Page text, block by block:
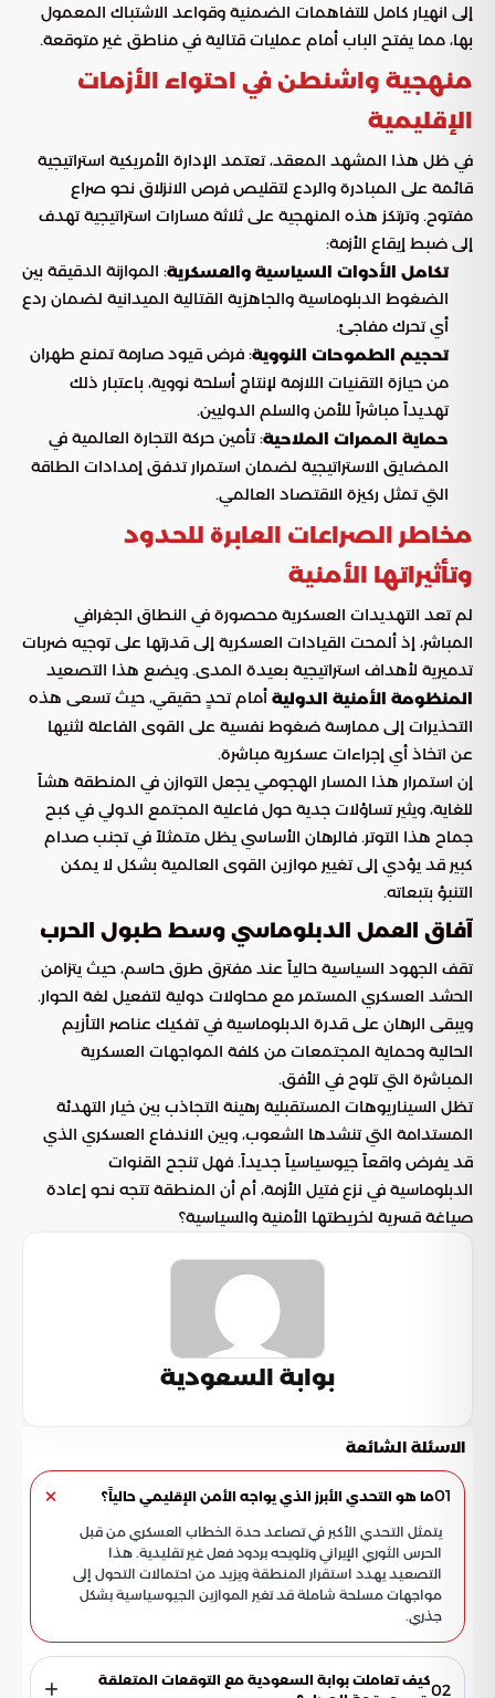
إلى انهيار كامل للتفاهمات الضمنية وقواعد الاشتباك المعمول
بها، مما يفتح الباب أمام عمليات قتالية في مناطق غير متوقعة.
منهجية واشنطن في احتواء الأزمات
الإقليمية
في ظل هذا المشهد المعقد، تعتمد الإدارة الأمريكية استراتيجية
قائمة على المبادرة والردع لتقليص فرص الانزلاق نحو صراع
مفتوح. وترتكز هذه المنهجية على ثلاثة مسارات استراتيجية تهدف
إلى ضبط إيقاع الأزمة:
تكامل الأدوات السياسية والعسكرية: الموازنة الدقيقة بين
الضغوط الدبلوماسية والجاهزية القتالية الميدانية لضمان ردع
أي تحرك مفاجئ.
تحجيم الطموحات النووية: فرض قيود صارمة تمنع طهران
من حيازة التقنيات اللازمة لإنتاج أسلحة نووية، باعتبار ذلك
تهديداً مباشراً للأمن والسلم الدوليين.
حماية الممرات الملاحية: تأمين حركة التجارة العالمية في
المضايق الاستراتيجية لضمان استمرار تدفق إمدادات الطاقة
التي تمثل ركيزة الاقتصاد العالمي.
مخاطر الصراعات العابرة للحدود
وتأثيراتها الأمنية
لم تعد التهديدات العسكرية محصورة في النطاق الجغرافي
المباشر، إذ ألمحت القيادات العسكرية إلى قدرتها على توجيه ضربات
تدميرية لأهداف استراتيجية بعيدة المدى. ويضع هذا التصعيد
المنظومة الأمنية الدولية أمام تحدٍ حقيقي، حيث تسعى هذه
التحذيرات إلى ممارسة ضغوط نفسية على القوى الفاعلة لثنيها
عن اتخاذ أي إجراءات عسكرية مباشرة.
إن استمرار هذا المسار الهجومي يجعل التوازن في المنطقة هشاً
للغاية، ويثير تساؤلات جدية حول فاعلية المجتمع الدولي في كبح
جماح هذا التوتر. فالرهان الأساسي يظل متمثلاً في تجنب صدام
كبير قد يؤدي إلى تغيير موازين القوى العالمية بشكل لا يمكن
التنبؤ بتبعاته.
آفاق العمل الدبلوماسي وسط طبول الحرب
تقف الجهود السياسية حالياً عند مفترق طرق حاسم، حيث يتزامن
الحشد العسكري المستمر مع محاولات دولية لتفعيل لغة الحوار.
ويبقى الرهان على قدرة الدبلوماسية في تفكيك عناصر التأزيم
الحالية وحماية المجتمعات من كلفة المواجهات العسكرية
المباشرة التي تلوح في الأفق.
تظل السيناريوهات المستقبلية رهينة التجاذب بين خيار التهدئة
المستدامة التي تنشدها الشعوب، وبين الاندفاع العسكري الذي
قد يفرض واقعاً جيوسياسياً جديداً. فهل تنجح القنوات
الدبلوماسية في نزع فتيل الأزمة، أم أن المنطقة تتجه نحو إعادة
صياغة قسرية لخريطتها الأمنية والسياسية؟
بوابة السعودية
الاسئلة الشائعة
01ما هو التحدي الأبرز الذي يواجه الأمن الإقليمي حالياً؟
يتمثل التحدي الأكبر في تصاعد حدة الخطاب العسكري من قبل
الحرس الثوري الإيراني وتلويحه بردود فعل غير تقليدية. هذا
التصعيد يهدد استقرار المنطقة ويزيد من احتمالات التحول إلى
مواجهات مسلحة شاملة قد تغير الموازين الجيوسياسية بشكل
جذري.
02كيف تعاملت بوابة السعودية مع التوقعات المتعلقة